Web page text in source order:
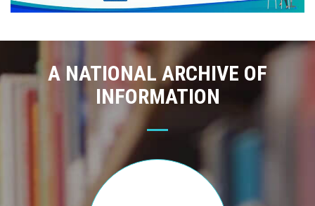
A NATIONAL ARCHIVE OF
INFORMATION